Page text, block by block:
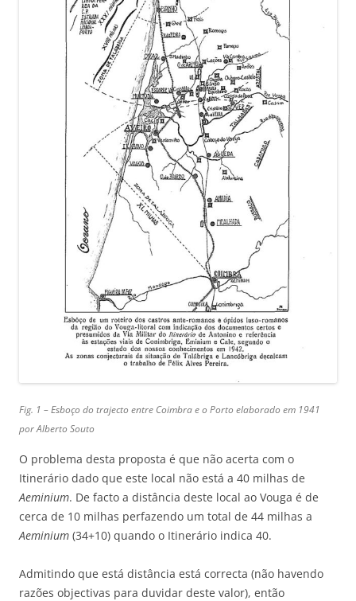
Fig. 1 – Esboço do trajecto entre Coimbra e o Porto elaborado em 1941
por Alberto Souto
O problema desta proposta é que não acerta com o
Itinerário dado que este local não está a 40 milhas de
Aeminium. De facto a distância deste local ao Vouga é de
cerca de 10 milhas perfazendo um total de 44 milhas a
Aeminium (34+10) quando o Itinerário indica 40.
Admitindo que está distância está correcta (não havendo
razões objectivas para duvidar deste valor), então